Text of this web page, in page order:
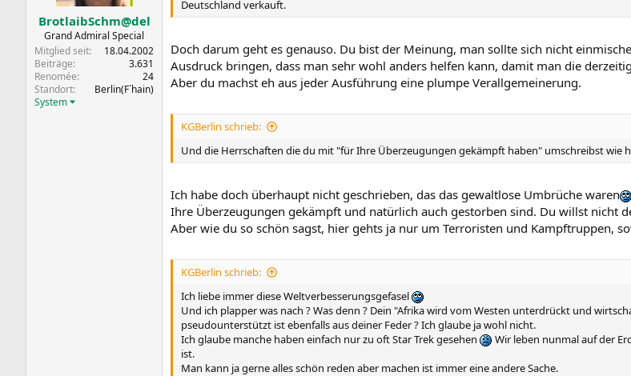
m
BrotlaibSchm@del
Grand Admiral Special
Mitglied seit
18.04.2002
Beiträge
3.631
Renomée
24
Standort
Berlin(F´hain)
System
Deutschland verkauft.
Doch darum geht es genauso. Du bist der Meinung, man sollte sich nicht
Ausdruck bringen, dass man sehr wohl anders helfen kann, damit man die
Aber du machst eh aus jeder Ausführung eine plumpe Verallgemeinerung.
KGBerlin schrieb:
Und die Herrschaften die du mit "für Ihre Überzeugungen gekämpft haben" umschreibst wie
Ich habe doch überhaupt nicht geschrieben, das das gewaltlose Umbrüche waren
Ihre Überzeugungen gekämpft und natürlich auch gestorben sind. Du willst nicht
Aber wie du so schön sagst, hier gehts ja nur um Terroristen und Kampftruppen,
KGBerlin schrieb:
Ich liebe immer diese Weltverbesserungsgefasel
Und ich plapper was nach ? Was denn ? Dein "Afrika wird vom Westen unterdrückt und
pseudounterstützt ist ebenfalls aus deiner Feder ? Ich glaube ja wohl nicht.
Ich glaube manche haben einfach nur zu oft Star Trek gesehen
Wir leben nunmal auf der
ist.
Man kann ja gerne alles schön reden aber machen ist immer eine andere Sache.